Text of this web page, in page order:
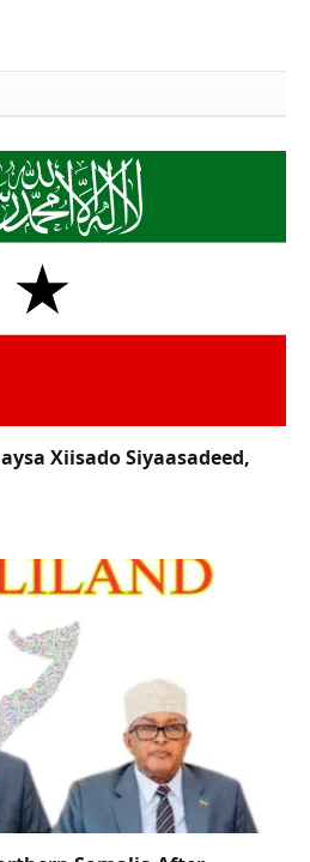
Xiisado Siyaasadeed,